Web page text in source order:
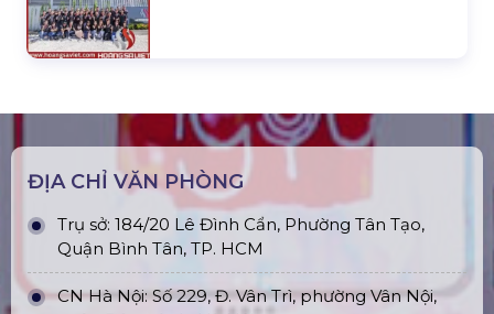
ĐỊA CHỈ VĂN PHÒNG
Trụ sở: 184/20 Lê Đình Cẩn, Phường Tân Tạo,
Quận Bình Tân, TP. HCM
CN Hà Nội: Số 229, Đ. Vân Trì, phường Vân Nội,